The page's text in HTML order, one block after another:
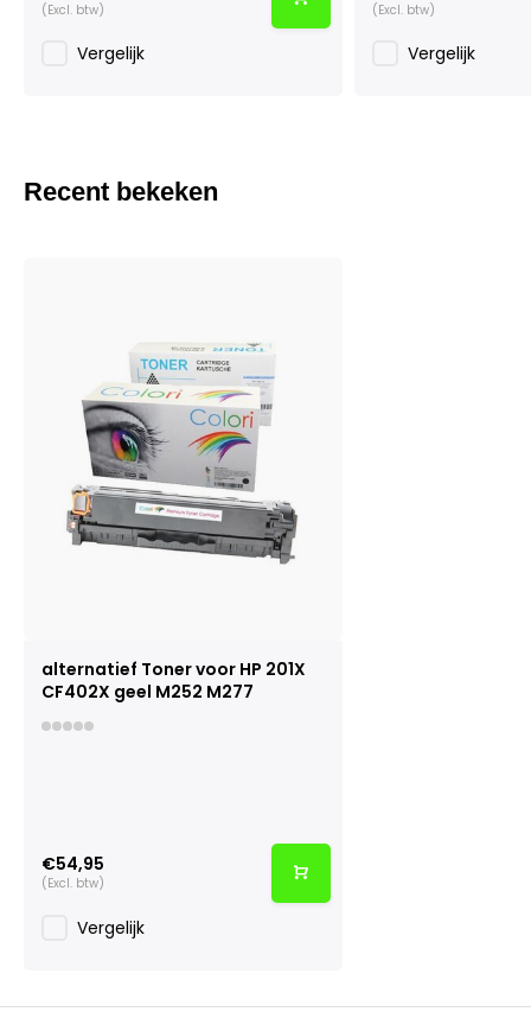
(Excl. btw)
Vergelijk
(Excl. btw)
Vergelijk
Recent bekeken
alternatief Toner voor HP 201X
CF402X geel M252 M277
€54,95
(Excl. btw)
Vergelijk